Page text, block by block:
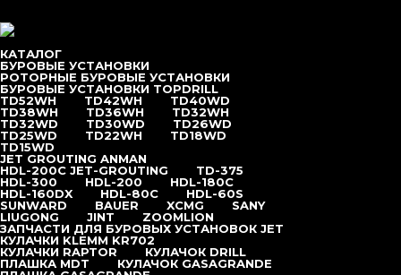
КАТАЛОГ
БУРОВЫЕ УСТАНОВКИ
РОТОРНЫЕ БУРОВЫЕ УСТАНОВКИ
БУРОВЫЕ УСТАНОВКИ TOPDRILL
TD52WH
TD42WH
TD40WD
TD38WH
TD36WH
TD32WH
TD32WD
TD30WD
TD26WD
TD25WD
TD22WH
TD18WD
TD15WD
JET GROUTING ANMAN
HDL-200C JET-GROUTING
TD-375
HDL-300
HDL-200
HDL-180С
HDL-160DX
HDL-80C
HDL-60S
SUNWARD
BAUER XCMG
SANY
LIUGONG
JINT
ZOOMLION
ЗАПЧАСТИ ДЛЯ БУРОВЫХ УСТАНОВОК JET
КУЛАЧКИ KLEMM KR702
КУЛАЧКИ RAPTOR
КУЛАЧОК DRILL
ПЛАШКА MDT
КУЛАЧОК GASAGRANDE
Главная / Бренды
БРЕНДЫ